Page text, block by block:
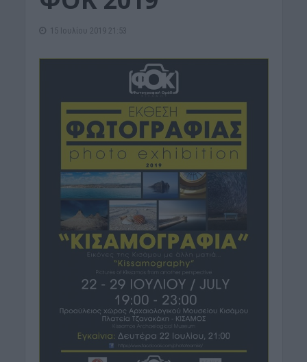
15 Ιουλίου 2019 21:53